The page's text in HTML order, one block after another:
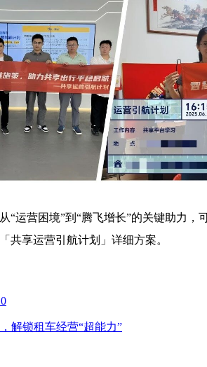
“运营困境”到“腾飞增长”的关键助力，
共享运营引航计划」详细方案。
解锁租车经营“超能力”